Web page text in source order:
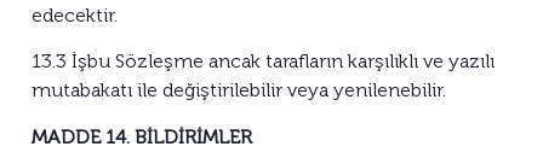
edecektir.
13.3 İşbu Sözleşme ancak tarafların karşılıklı ve yazılı
mutabakatı ile değiştirilebilir veya yenilenebilir.
MADDE 14. BİLDİRİMLER